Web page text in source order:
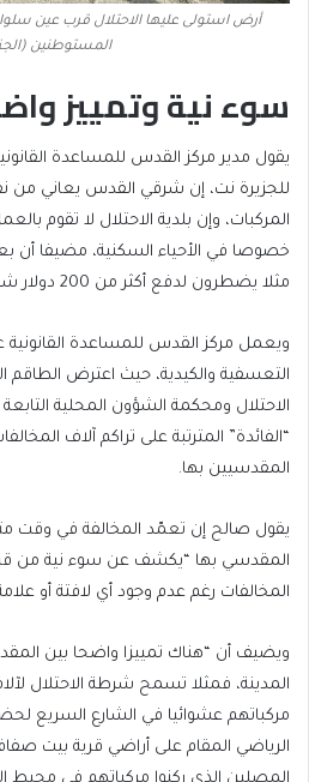
أرض استولى عليها الاحتلال قرب عين
المستوطنين
سوء نية وتمييز
يقول مدير مركز القدس للمساعدة
للجزيرة نت، إن شرقي القدس يعاني
المركبات، وإن بلدية الاحتلال لا تقوم
خصوصا في الأحياء السكنية، مضيفا أن
مثلا يضطرون لدفع أكثر من 200 دولار شهريا كأجرة لركن مركباتهم.
ويعمل مركز القدس للمساعدة القانونية
التعسفية والكيدية، حيث اعترض الطاقم
الاحتلال ومحكمة الشؤون المحلية
“الفائدة” المترتبة على تراكم آلاف
المقدسيين بها.
يقول صالح إن تعمّد المخالفة في وقت
المقدسي بها “يكشف عن سوء نية من قبل
المخالفات رغم عدم وجود أي لافتة أو
ويضيف أن “هناك تمييزا واضحا بين
المدينة، فمثلا تسمح شرطة الاحتلال
مركباتهم عشوائيا في الشارع السريع
الرياضي المقام على أراضي قرية بيت